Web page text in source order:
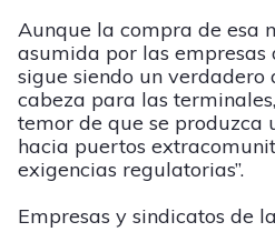
Aunque la compra de esa
asumida por las empresas
sigue siendo un verdadero
cabeza para las
temor de que se produzca
hacia puertos
exigencias regulatorias”.
Empresas y sindicatos de